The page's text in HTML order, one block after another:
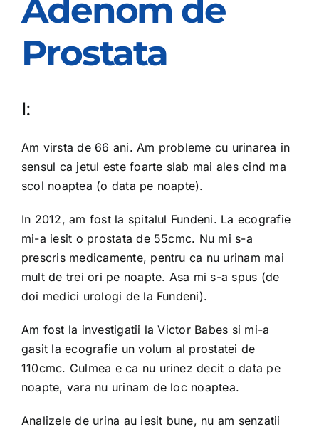
Adenom de
Prostata
I:
Am virsta de 66 ani. Am probleme cu urinarea in
sensul ca jetul este foarte slab mai ales cind ma
scol noaptea (o data pe noapte).
In 2012, am fost la spitalul Fundeni. La ecografie
mi-a iesit o prostata de 55cmc. Nu mi s-a
prescris medicamente, pentru ca nu urinam mai
mult de trei ori pe noapte. Asa mi s-a spus (de
doi medici urologi de la Fundeni).
Am fost la investigatii la Victor Babes si mi-a
gasit la ecografie un volum al prostatei de
110cmc. Culmea e ca nu urinez decit o data pe
noapte, vara nu urinam de loc noaptea.
Analizele de urina au iesit bune, nu am senzatii